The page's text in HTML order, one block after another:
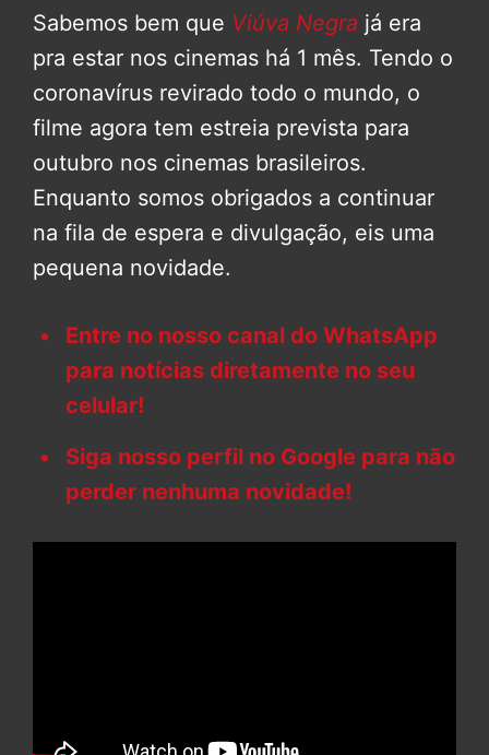
Sabemos bem que Viúva Negra já era
pra estar nos cinemas há 1 mês. Tendo o
coronavírus revirado todo o mundo, o
filme agora tem estreia prevista para
outubro nos cinemas brasileiros.
Enquanto somos obrigados a continuar
na fila de espera e divulgação, eis uma
pequena novidade.
Entre no nosso canal do WhatsApp
para notícias diretamente no seu
celular!
Siga nosso perfil no Google para não
perder nenhuma novidade!